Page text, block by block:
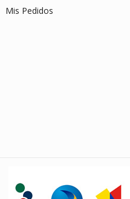
Mis Pedidos